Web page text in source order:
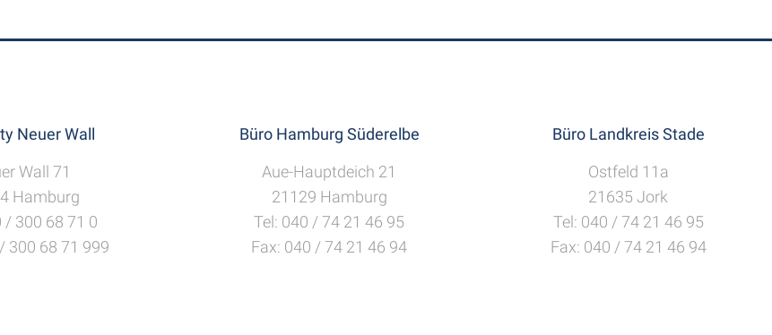
Neuer Wall
Wall 71
Hamburg
/ 300 68 71 0
300 68 71 999
Büro Hamburg Süderelbe
Aue-Hauptdeich 21
21129 Hamburg
Tel: 040 / 74 21 46 95
Fax: 040 / 74 21 46 94
Büro Landkreis Stade
Ostfeld 11a
21635 Jork
Tel: 040 / 74 21 46 95
Fax: 040 / 74 21 46 94